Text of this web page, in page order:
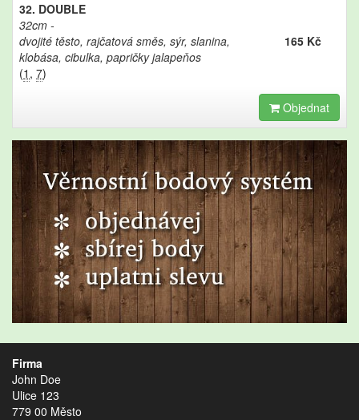
32. DOUBLE
32cm
dvojité těsto, rajčatová směs, sýr, slanina,
klobása, cibulka, papričky jalapeňos
(1 , 7)
165 Kč
Objednat
Firma
John Doe
Ulice 123
779 00 Město